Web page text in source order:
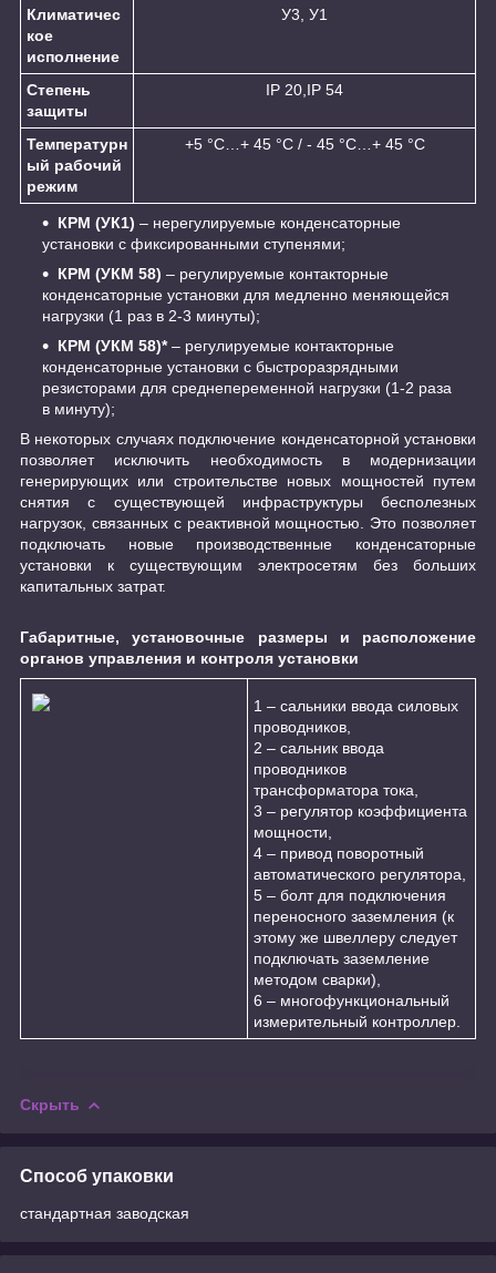
Климатичес
кое
исполнение
У3, У1
Степень
защиты
IP 20,IP 54
Температурн
ый рабочий
режим
+5 °С…+ 45 °С / - 45 °С…+ 45 °С
КРМ (УК1) – нерегулируемые конденсаторные
установки с фиксированными ступенями;
КРМ (УКМ 58) – регулируемые контакторные
конденсаторные установки для медленно меняющейся
нагрузки (1 раз в 2-3 минуты);
КРМ (УКМ 58)*– регулируемые контакторные
конденсаторные установки с быстроразрядными
резисторами для среднепеременной нагрузки (1-2 раза
в минуту);
В некоторых случаях подключение конденсаторной установки
позволяет исключить необходимость в модернизации
генерирующих или строительстве новых мощностей путем
снятия с существующей инфраструктуры бесполезных
нагрузок, связанных с реактивной мощностью. Это позволяет
подключать новые производственные конденсаторные
установки к существующим электросетям без больших
капитальных затрат.
Габаритные, установочные размеры и расположение
органов управления и контроля установки
1 – сальники ввода силовых
проводников,
2 – сальник ввода
проводников
трансформатора тока,
3 – регулятор коэффициента
мощности,
4 – привод поворотный
автоматического регулятора,
5 – болт для подключения
переносного заземления (к
этому же швеллеру следует
подключать заземление
методом сварки),
6 – многофункциональный
измерительный контроллер.
Скрыть
Способ упаковки
стандартная заводская